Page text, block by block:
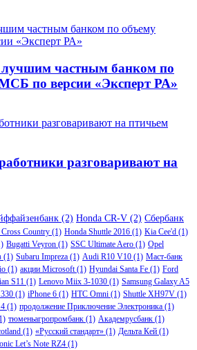
частным банком по
по версии «Эксперт РА»
разговаривают на
(2) Honda CR-V (2) Сбербанк
Country (1) Honda Shuttle 2016 (1) Kia Cee'd (1)
Bugatti Veyron (1) SSC Ultimate Aero (1) Opel
(1) Subaru Impreza (1) Audi R10 V10 (1) Маст-банк
(1) акции Microsoft(1) Hyundai Santa Fe (1) Ford
S11 (1) Lenovo Miix 3-1030 (1) Samsung Galaxy A5
(1) iPhone 6 (1) HTC Omni (1) Shuttle XH97V (1)
(1) продолжение Приключение Электроника (1)
тюменьагропромбанк (1) Академрусбанк (1)
(1) «Русский стандарт» (1) Дельта Кей (1)
Let’s Note RZ4 (1)